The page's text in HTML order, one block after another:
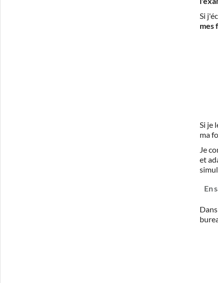
Si
mes
Si je
ma
Je
et
En